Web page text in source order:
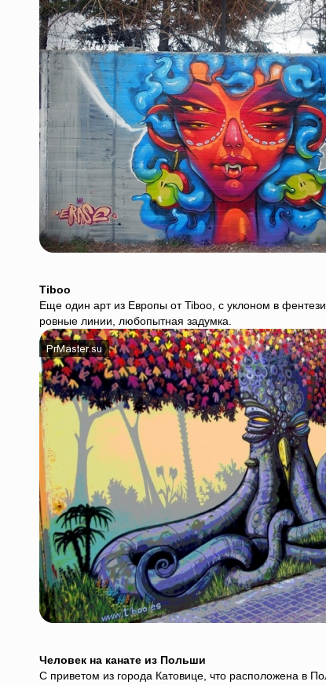
Tiboo
Еще один арт из Европы от Tiboo, с уклоном в
ровные линии, любопытная задумка.
Человек на канате из Польши
С приветом из города Катовице, что расположена в